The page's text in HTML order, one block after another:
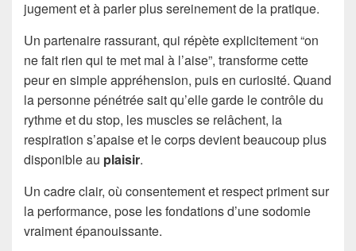
jugement et à parler plus sereinement de la pratique.
Un partenaire rassurant, qui répète explicitement “on
ne fait rien qui te met mal à l’aise”, transforme cette
peur en simple appréhension, puis en curiosité. Quand
la personne pénétrée sait qu’elle garde le contrôle du
rythme et du stop, les muscles se relâchent, la
respiration s’apaise et le corps devient beaucoup plus
disponible au plaisir.
Un cadre clair, où consentement et respect priment sur
la performance, pose les fondations d’une sodomie
vraiment épanouissante.